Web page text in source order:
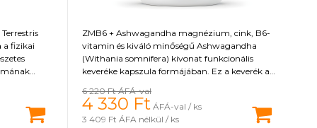
a fizikai
és a
Ezenkívül
ZMB6 + Ashwagandha magnézium, cink, B6-
vitamin és kiváló minőségű Ashwagandha
(Withania somnifera) kivonat funkcionális
keveréke kapszula formájában. Ez a keverék a
pozitív hatással van a szervezetre, hozzájárul a
vér normál tesztoszteronszintjének
fenntartásához. 500 mg Ashwagandha kivonat
6 220 FtÁFÁ-val
4 330 Ft ÁFÁ-val / ks
3 409 Ft ÁFA nélkül / ks